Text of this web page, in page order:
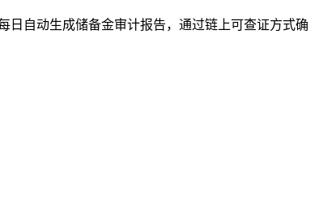
日自动生成储备金审计报告，通过链上可查证方式确